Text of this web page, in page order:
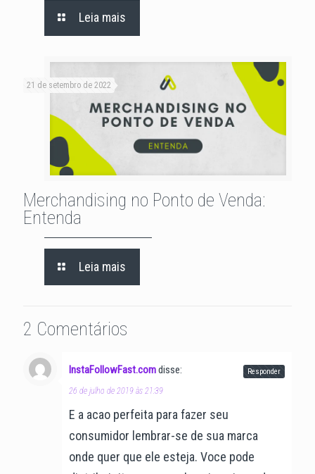
Leia mais
21 de setembro de 2022
Merchandising no Ponto de Venda:
Entenda
Leia mais
2 Comentários
InstaFollowFast.comdisse:
26 de julho de 2019 às 21:39
E a acao perfeita para fazer seu
consumidor lembrar-se de sua marca
onde quer que ele esteja. Voce pode
Responder